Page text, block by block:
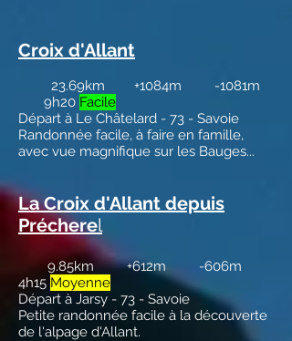
Croix d'Allant
23.69km +1084m -1081m
9h20 Facile
Départ à Le Châtelard - 73 - Savoie
Randonnée facile, à faire en famille,
avec vue magnifique sur les Bauges...
La Croix d'Allant depuis
Précherel
9.85km +612m -606m
4h15 Moyenne
Départ à Jarsy - 73 - Savoie
Petite randonnée facile à la découverte
de l'alpage d'Allant.